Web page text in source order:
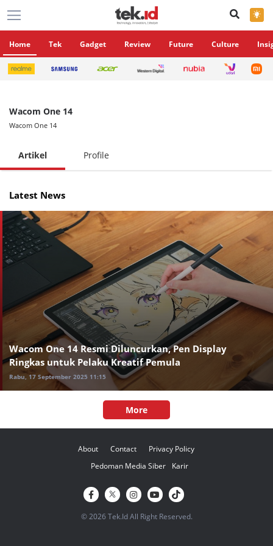
×
Home Tek Gadget Review Future Culture
Wacom One 14
Wacom One 14
Artikel Profile
Latest News
Wacom One 14 Resmi Diluncurkan, Pen Display
Ringkas untuk Pelaku Kreatif Pemula
Rabu, 17 September 2025 11:15
More
About Contact
Privacy Policy
Pedoman Media Siber
Karir
© 2026 Tek.Id All Right Reserved.